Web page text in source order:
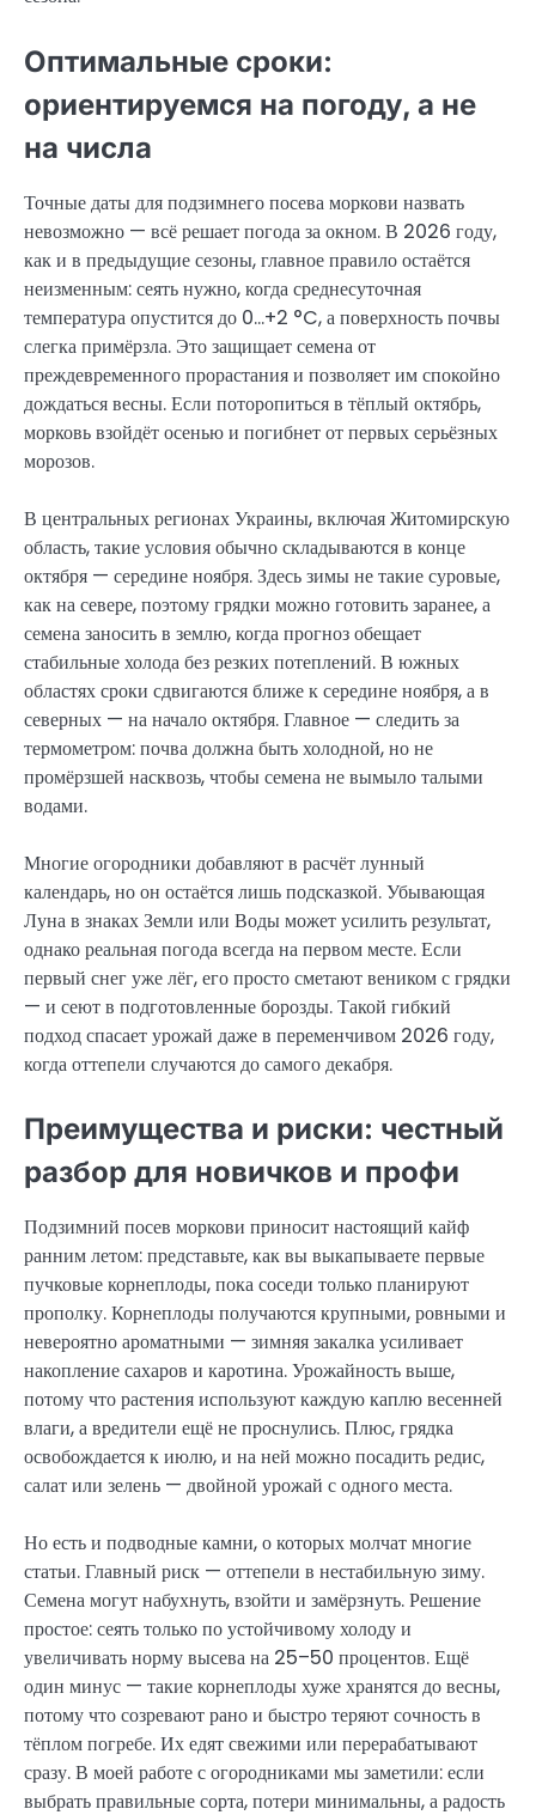
Оптимальные сроки:
ориентируемся на погоду, а не
на числа
Точные даты для подзимнего посева моркови назвать
невозможно — всё решает погода за окном. В 2026 году,
как и в предыдущие сезоны, главное правило остаётся
неизменным: сеять нужно, когда среднесуточная
температура опустится до 0…+2 °C, а поверхность почвы
слегка примёрзла. Это защищает семена от
преждевременного прорастания и позволяет им спокойно
дождаться весны. Если поторопиться в тёплый октябрь,
морковь взойдёт осенью и погибнет от первых серьёзных
морозов.
В центральных регионах Украины, включая Житомирскую
область, такие условия обычно складываются в конце
октября — середине ноября. Здесь зимы не такие суровые,
как на севере, поэтому грядки можно готовить заранее, а
семена заносить в землю, когда прогноз обещает
стабильные холода без резких потеплений. В южных
областях сроки сдвигаются ближе к середине ноября, а в
северных — на начало октября. Главное — следить за
термометром: почва должна быть холодной, но не
промёрзшей насквозь, чтобы семена не вымыло талыми
водами.
Многие огородники добавляют в расчёт лунный
календарь, но он остаётся лишь подсказкой. Убывающая
Луна в знаках Земли или Воды может усилить результат,
однако реальная погода всегда на первом месте. Если
первый снег уже лёг, его просто сметают веником с грядки
— и сеют в подготовленные борозды. Такой гибкий
подход спасает урожай даже в переменчивом 2026 году,
когда оттепели случаются до самого декабря.
Преимущества и риски: честный
разбор для новичков и профи
Подзимний посев моркови приносит настоящий кайф
ранним летом: представьте, как вы выкапываете первые
пучковые корнеплоды, пока соседи только планируют
прополку. Корнеплоды получаются крупными, ровными и
невероятно ароматными — зимняя закалка усиливает
накопление сахаров и каротина. Урожайность выше,
потому что растения используют каждую каплю весенней
влаги, а вредители ещё не проснулись. Плюс, грядка
освобождается к июлю, и на ней можно посадить редис,
салат или зелень — двойной урожай с одного места.
Но есть и подводные камни, о которых молчат многие
статьи. Главный риск — оттепели в нестабильную зиму.
Семена могут набухнуть, взойти и замёрзнуть. Решение
простое: сеять только по устойчивому холоду и
увеличивать норму высева на 25–50 процентов. Ещё
один минус — такие корнеплоды хуже хранятся до весны,
потому что созревают рано и быстро теряют сочность в
тёплом погребе. Их едят свежими или перерабатывают
сразу. В моей работе с огородниками мы заметили: если
выбрать правильные сорта, потери минимальны, а радость